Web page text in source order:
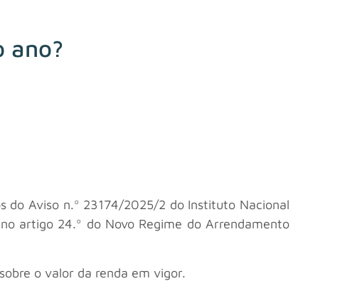
ano?
do Aviso n.º 23174/2025/2 do Instituto Nacional
artigo 24.º do Novo Regime do Arrendamento
sobre o valor da renda em vigor.